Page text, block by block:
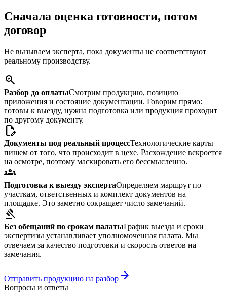
Сначала оценка готовности, потом
договор
Не вызываем эксперта, пока документы не соответствуют
реальному производству.
search_check
Разбор до оплатыСмотрим продукцию, позицию
приложения и состояние документации. Говорим прямо:
готовы к выезду, нужна подготовка или продукция проходит
по другому документу.
edit_document
Документы под реальный процессТехнологические карты
пишем от того, что происходит в цехе. Расхождение вскроется
на осмотре, поэтому маскировать его бессмысленно.
groups
Подготовка к выезду экспертаОпределяем маршрут по
участкам, ответственных и комплект документов на
площадке. Это заметно сокращает число замечаний.
gavel
Без обещаний по срокам палатыГрафик выезда и сроки
экспертизы устанавливает уполномоченная палата. Мы
отвечаем за качество подготовки и скорость ответов на
замечания.
Отправить продукцию на разбор arrow_forward
Вопросы и ответы